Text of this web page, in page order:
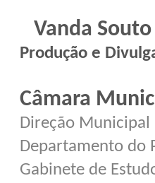
Vanda Souto
Produção e
Câmara
Direção Municipal
Departamento do
Gabinete de